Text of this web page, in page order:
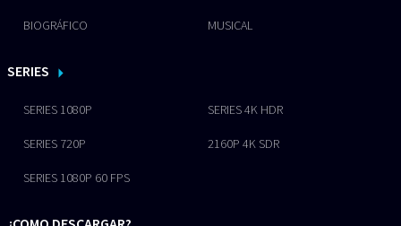
BIOGRÁFICO MUSICAL
SERIES
SERIES 1080P SERIES 4K HDR
SERIES 720P 2160P 4K SDR
SERIES 1080P 60 FPS